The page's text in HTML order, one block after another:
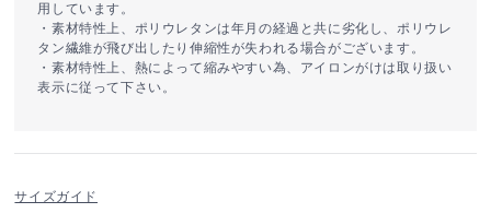
用しています。
・素材特性上、ポリウレタンは年月の経過と共に劣化し、ポリウレ
タン繊維が飛び出したり伸縮性が失われる場合がございます。
・素材特性上、熱によって縮みやすい為、アイロンがけは取り扱い
表示に従って下さい。
サイズガイド